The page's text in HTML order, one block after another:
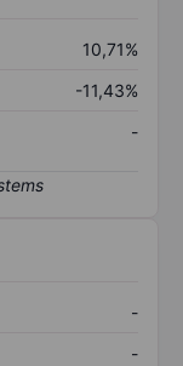
10,71%
-11,43%
-
-
-